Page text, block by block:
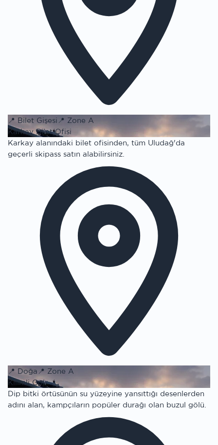
📍 Bilet Gişesi 📍 Zone A
Karkay Bilet Ofisi
Karkay alanındaki bilet ofisinden, tüm Uludağ'da
geçerli skipass satın alabilirsiniz.
📍 Doğa 📍 Zone A
Kilimli Göl
Dip bitki örtüsünün su yüzeyine yansıttığı desenlerden
adını alan, kampçıların popüler durağı olan buzul gölü.